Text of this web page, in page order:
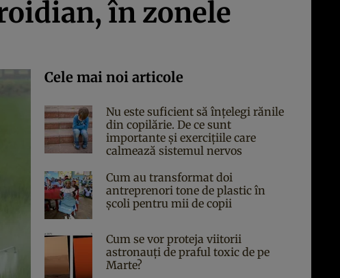
în zonele
Cele mai noi articole
Nu este suficient să înțelegi rănile
din copilărie. De ce sunt
importante și exercițiile care
calmează sistemul nervos
Cum au transformat doi
antreprenori tone de plastic în
școli pentru mii de copii
Cum se vor proteja viitorii
astronauți de praful toxic de pe
Marte?